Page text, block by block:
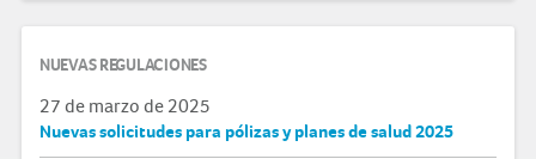
NUEVAS REGULACIONES
27 de marzo de 2025
Nuevas solicitudes para pólizas y planes de salud 2025